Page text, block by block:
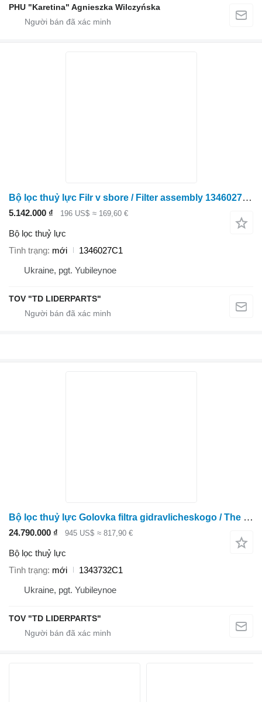
PHU "Karetina" Agnieszka Wilczyńska
Bộ lọc thuỷ lực Filr v sbore / Filter assembly 1346027C1 dành cho máy kéo bánh lốp Case IH
5.142.000 ₫ 196 US$ ≈ 169,60 €
Bộ lọc thuỷ lực
Tình trạng mới
1346027C1
Ukraine, pgt. Yubileynoe
TOV "TD LIDERPARTS"
Bộ lọc thuỷ lực Golovka filtra gidravlicheskogo / The head of the hydraulic filt 1343732C1 dành cho máy kéo bánh lốp Case IH
24.790.000 ₫ 945 US$ ≈ 817,90 €
Bộ lọc thuỷ lực
Tình trạng mới
1343732C1
Ukraine, pgt. Yubileynoe
TOV "TD LIDERPARTS"